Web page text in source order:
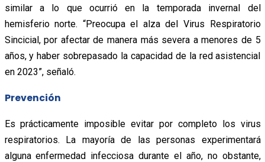
similar a lo que ocurrió en la temporada invernal del
hemisferio norte. “Preocupa el alza del Virus Respiratorio
Sincicial, por afectar de manera más severa a menores de 5
años, y haber sobrepasado la capacidad de la red asistencial
en 2023”, señaló.
Prevención
Es prácticamente imposible evitar por completo los virus
respiratorios. La mayoría de las personas experimentará
alguna enfermedad infecciosa durante el año, no obstante,